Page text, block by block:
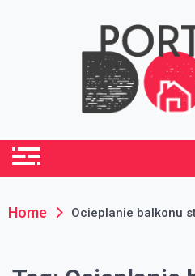
Home Ocieplanie balkonu